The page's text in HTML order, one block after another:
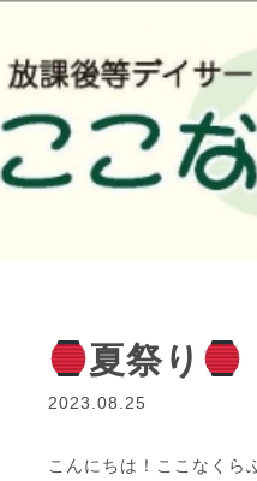
夏祭り
2023.08.25
こんにちは！ここなくら